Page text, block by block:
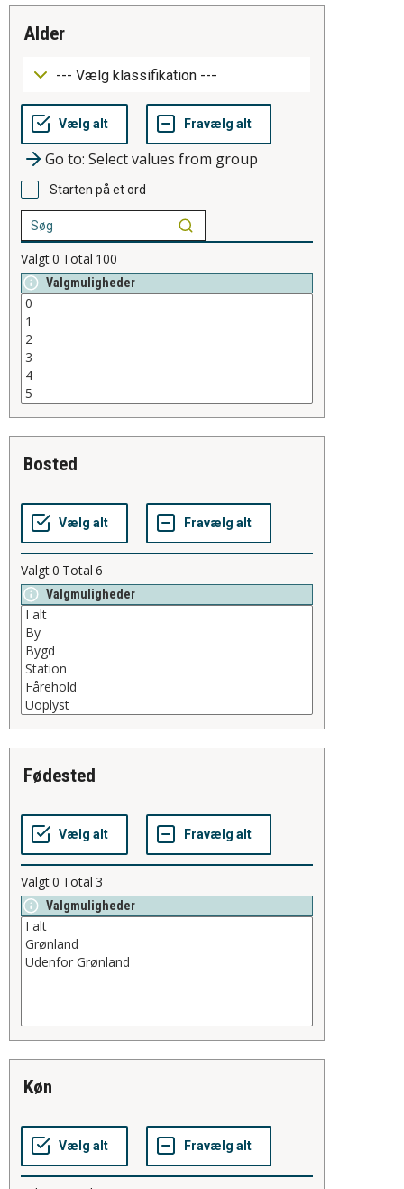
alder
Go to: Select values from group
Starten på et ord
Valgt0 Total 100
Valgmuligheder
bosted
Valgt0 Total 6
Valgmuligheder
fødested
Valgt0 Total 3
Valgmuligheder
køn